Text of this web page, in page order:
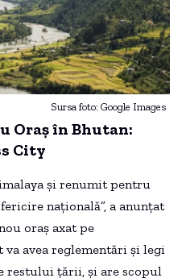
Sursa foto: Google Images
Oraș în Bhutan:
City
și renumit pentru
națională”, a anunțat
oraș axat pe
va avea reglementări și legi
restului țării, și are scopul